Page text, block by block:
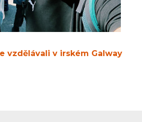
vzdělávali v irském Galway